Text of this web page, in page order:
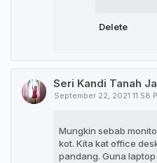
Delete
Seri Kandi Tanah
September 22, 2021 11:58
Mungkin sebab
kot. Kita kat office
pandang. Guna